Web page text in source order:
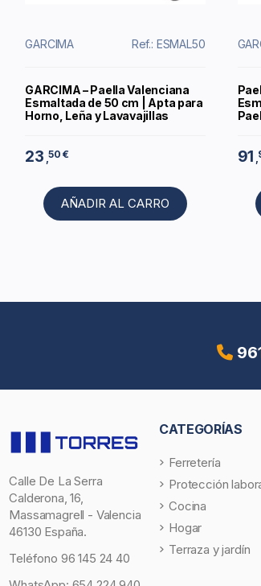
GARCIMA Ref.: ESMAL50
GARCIMA – Paella Valenciana
Esmaltada de 50 cm | Apta para
Horno, Leña y Lavavajillas
23 ,50 €
AÑADIR AL CARRO
91 ,
Calle De La Serra
Calderona, 16,
Massamagrell - Valencia
46130 España.
Teléfono 96 145 24 40
CATEGORÍAS
Ferretería
Protección
Cocina
Hogar
Terraza y jardín